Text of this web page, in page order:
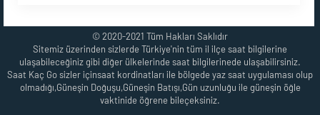
© 2020-2021 Tüm Hakları Saklıdır
Sitemiz üzerinden sizlerde Türkiye'nin tüm il ilçe saat bilgilerine
ulaşabileceğiniz gibi diğer ülkelerinde saat bilgilerinede ulaşabilirsiniz.
Saat Kaç Go sizler içinsaat kordinatları ile bölgede yaz saat uygulaması olup
olmadığı,Güneşin Doğuşu,Güneşin Batışı,Gün uzunluğu ile güneşin öğle
vaktinide öğrene bileçeksiniz.